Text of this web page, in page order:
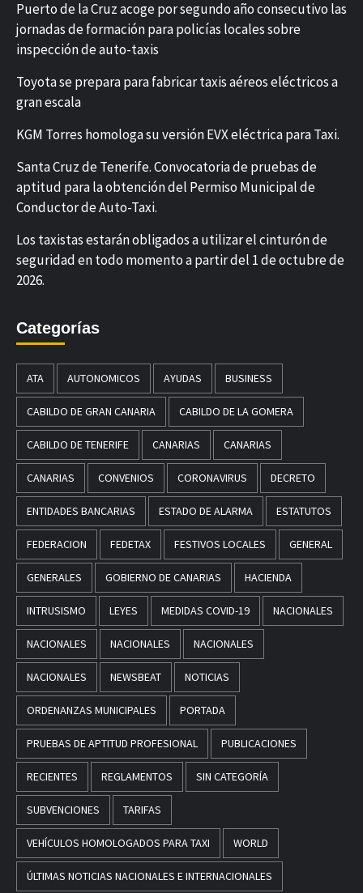
Puerto de la Cruz acoge por segundo año consecutivo las
jornadas de formación para policías locales sobre
inspección de auto-taxis
Toyota se prepara para fabricar taxis aéreos eléctricos a
gran escala
KGM Torres homologa su versión EVX eléctrica para Taxi.
Santa Cruz de Tenerife. Convocatoria de pruebas de
aptitud para la obtención del Permiso Municipal de
Conductor de Auto-Taxi.
Los taxistas estarán obligados a utilizar el cinturón de
seguridad en todo momento a partir del 1 de octubre de
2026.
Categorías
ATA AUTONOMICOS AYUDAS BUSINESS
CABILDO DE GRAN CANARIA CABILDO DE LA GOMERA
CABILDO DE TENERIFE CANARIAS CANARIAS
CANARIAS CONVENIOS CORONAVIRUS DECRETO
ENTIDADES BANCARIAS ESTADO DE ALARMA ESTATUTOS
FEDERACION FEDETAX FESTIVOS LOCALES GENERAL
GENERALES GOBIERNO DE CANARIAS HACIENDA
INTRUSISMO LEYES MEDIDAS COVID-19 NACIONALES
NACIONALES NACIONALES NACIONALES
NACIONALES NEWSBEAT NOTICIAS
ORDENANZAS MUNICIPALES PORTADA
PRUEBAS DE APTITUD PROFESIONAL PUBLICACIONES
RECIENTES REGLAMENTOS SIN CATEGORÍA
SUBVENCIONES TARIFAS
VEHÍCULOS HOMOLOGADOS PARA TAXI WORLD
ÚLTIMAS NOTICIAS NACIONALES E INTERNACIONALES